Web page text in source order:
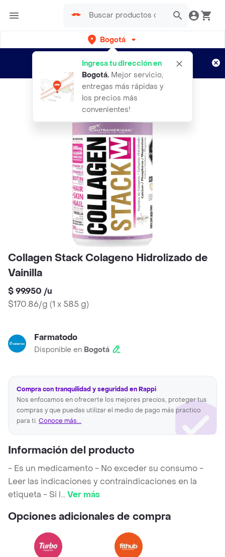
Bogotá
Ingresa tu dirección en
Bogotá. Mejor servicio,
entregas más rápidas y
los precios más
convenientes!
envíos gratis por semanas
Aplican TyC
Collagen Stack Colageno Hidrolizado de
Vainilla
$ 99.950 /u
$170.86/g (1 x 585 g)
Farmatodo
Disponible en Bogotá
Compra con tranquilidad y seguridad en Rappi
Nos enfocamos en ofrecerte los mejores precios, proteger tus
compras y que puedas utilizar el medio de pago más practico
para ti. Conoce más...
Información del producto
- Es un medicamento - No exceder su consumo -
Leer las indicaciones y contraindicaciones en la
etiqueta - Si l...Ver más
Opciones adicionales de compra